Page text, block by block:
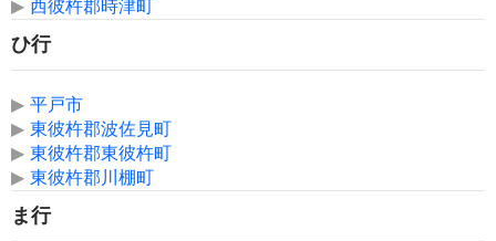
▶ 西彼杵郡時津町
ひ行
▶ 平戸市
▶ 東彼杵郡波佐見町
▶ 東彼杵郡東彼杵町
▶ 東彼杵郡川棚町
ま行